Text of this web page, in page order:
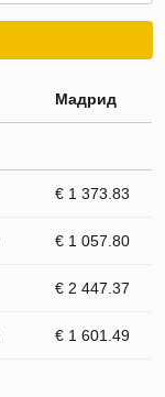
Мадрид
€ 1 373.83
€ 1 057.80
€ 2 447.37
€ 1 601.49